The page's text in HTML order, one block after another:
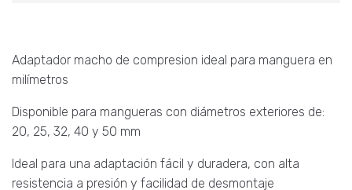
Adaptador macho de compresion ideal para manguera en
milímetros
Disponible para mangueras con diámetros exteriores de:
20, 25, 32, 40 y 50 mm
Ideal para una adaptación fácil y duradera, con alta
resistencia a presión y facilidad de desmontaje